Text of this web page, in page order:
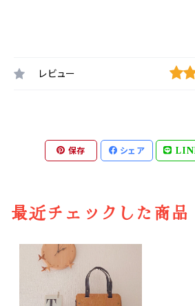
レビュー
保存 シェア
最近チェックした商品